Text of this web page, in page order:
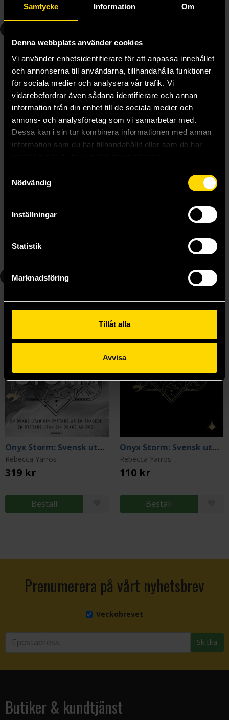
Samtycke Information Om
Denna webbplats använder cookies
Vi använder enhetsidentifierare för att anpassa innehållet
och annonserna till användarna, tillhandahålla funktioner
för sociala medier och analysera vår trafik. Vi
vidarebefordrar även sådana identifierare och annan
information från din enhet till de sociala medier och
annons- och analysföretag som vi samarbetar med.
Dessa kan i sin tur kombinera informationen med annan
information som du har tillhandahållit eller som de har
Nödvändig
Inställningar
Statistik
Marknadsföring
Tillåt alla
Avvisa
Beställ
Rebecca Yarros
Onyx Storm: Svensk utgåva
Rebecca Yarros
319 kr
Beställ
Onyx Storm: Svensk utgåva
Rebecca Yarros
110 kr
Beställ
Prenumerera på vårt nyhetsbrev
Veckobrevet
Skicka
Butiker & kundtjänst